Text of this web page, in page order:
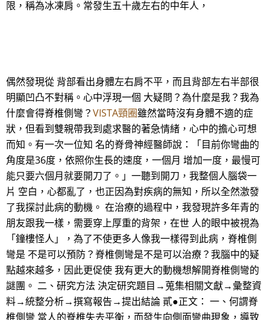
限，稱為冰凍肩。常發生五十歲左右的中年人，
偶然發現從 背部看出身體左右肩不平，而且背部左右半部很
明顯凹凸不對稱。心中浮現一個 大疑問？為什麼是我？我為
什麼會得脊椎側彎？VISTA頸圈雖然當時沒有身體不適的症
狀，但看到雙親帶我到處求醫的著急情緒，心中的擔心可想
而知。有一次一位知 名的脊骨神經醫師說：「目前你彎曲的
角度是36度，依照你生長的速度，一個月 增加一度，最慢可
能只要六個月就要開刀了。」一聽到開刀，我整個人腦袋一
片 空白，心都亂了，也正因為對疾病的無知，所以全然激發
了我探討此病的動機。 在治療的過程中，我發現許多年青的
朋友跟我一樣，需要穿上厚重的背架，在世 人的眼中被視為
「鐘樓怪人」，為了不使更多人像我一樣得到此病，脊椎側
彎是 不是可以預防？脊椎側彎是不是可以治療？我腦中的疑
點越來越多，因此更促使 我有更大的動機想解開脊椎側彎的
謎團。 二、研究方法 決定研究題目→蒐集相關文獻→彙整資
料→統整分析→撰寫報告→提出結論 貳●正文： 一、何謂脊
椎側彎 當人的脊椎失去平衡，而發生向側面彎曲現象，導致